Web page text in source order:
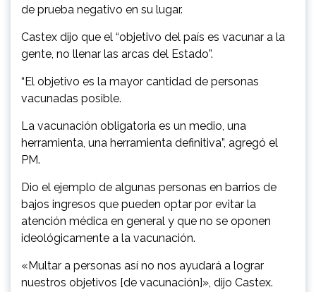
de prueba negativo en su lugar.
Castex dijo que el “objetivo del país es vacunar a la
gente, no llenar las arcas del Estado”.
“El objetivo es la mayor cantidad de personas
vacunadas posible.
La vacunación obligatoria es un medio, una
herramienta, una herramienta definitiva”, agregó el
PM.
Dio el ejemplo de algunas personas en barrios de
bajos ingresos que pueden optar por evitar la
atención médica en general y que no se oponen
ideológicamente a la vacunación.
«Multar a personas así no nos ayudará a lograr
nuestros objetivos [de vacunación]», dijo Castex.